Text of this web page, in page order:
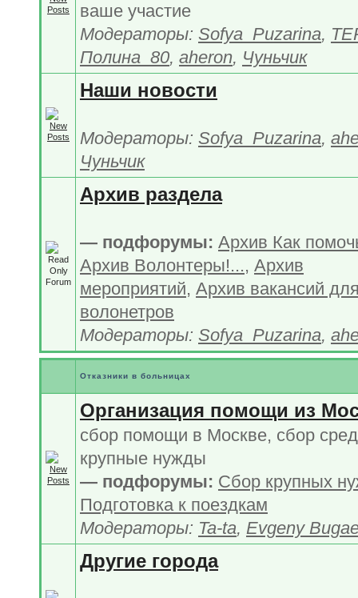
ваше участие
Модераторы: Sofya_Puzarina,
Полина_80, aheron, Чуньчик
Наши новости
Модераторы: Sofya_Puzarina,
Чуньчик
Архив раздела
— подфорумы: Архив Как
Архив Волонтеры!..., Архив
мероприятий, Архив вакансий
волонетров
Модераторы: Sofya_Puzarina,
Отказники в больницах
Организация помощи из
сбор помощи в Москве, сбор
крупные нужды
— подфорумы: Сбор крупных
Подготовка к поездкам
Модераторы: Ta-ta, Evgeny
Другие города